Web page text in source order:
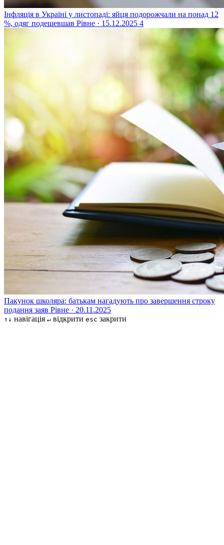
Інфляція в Україні у листопаді: яйця подорожчали на понад 12
%, одяг подешевшав Рівне · 15.12.2025 4
Пакунок школяра: батькам нагадують про завершення строку
подання заяв Рівне · 20.11.2025
↑↓ навігація ↵ відкрити esc закрити